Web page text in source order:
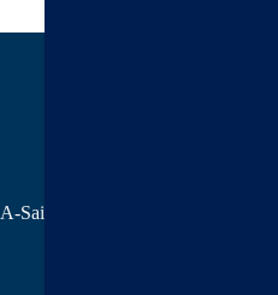
Saison wartet auf den SC Bad